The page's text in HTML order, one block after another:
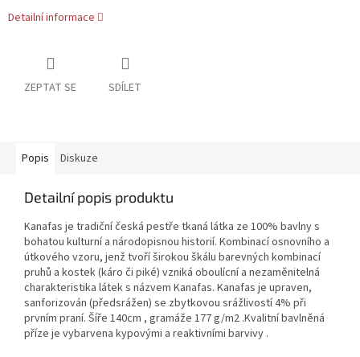
Detailní informace
ZEPTAT SE SDÍLET
Popis Diskuze
Detailní popis produktu
Kanafas je tradiční česká pestře tkaná látka ze 100% bavlny s
bohatou kulturní a národopisnou historií. Kombinací osnovního a
útkového vzoru, jenž tvoří širokou škálu barevných kombinací
pruhů a kostek (káro či piké) vzniká oboulícní a nezaměnitelná
charakteristika látek s názvem Kanafas. Kanafas je upraven,
sanforizován (předsrážen) se zbytkovou srážlivostí 4% při
prvním praní. Šíře 140cm , gramáže 177 g/m2 .Kvalitní bavlněná
příze je vybarvena kypovými a reaktivními barvivy .